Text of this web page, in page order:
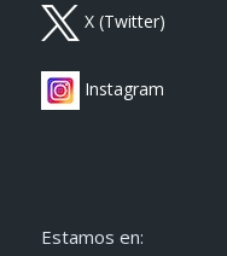
X (Twitter)
Instagram
Estamos en: